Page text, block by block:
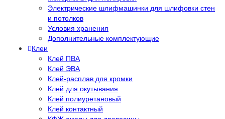
Электрические шлифмашинки для шлифовки стен
и потолков
Условия хранения
Дополнительные комплектующие
Клеи
Клей ПВА
Клей ЭВА
Клей-расплав для кромки
Клей для окутывания
Клей полиуретановый
Клей контактный